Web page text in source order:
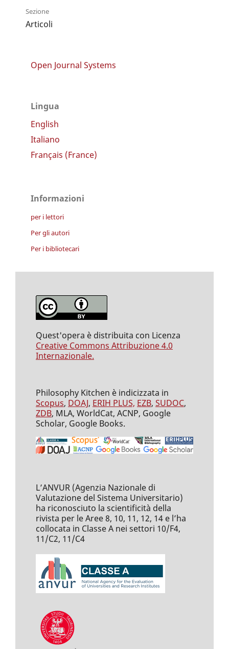
Sezione
Articoli
Open Journal Systems
Lingua
English
Italiano
Français (France)
Informazioni
per i lettori
Per gli autori
Per i bibliotecari
Quest'opera è distribuita con Licenza
Creative Commons Attribuzione 4.0
Internazionale.
Philosophy Kitchen è indicizzata in
Scopus, DOAJ, ERIH PLUS, EZB, SUDOC,
ZDB, MLA, WorldCat, ACNP, Google
Scholar, Google Books.
L’ANVUR (Agenzia Nazionale di
Valutazione del Sistema Universitario)
ha riconosciuto la scientificità della
rivista per le Aree 8, 10, 11, 12, 14 e l’ha
collocata in Classe A nei settori 10/F4,
11/C2, 11/C4